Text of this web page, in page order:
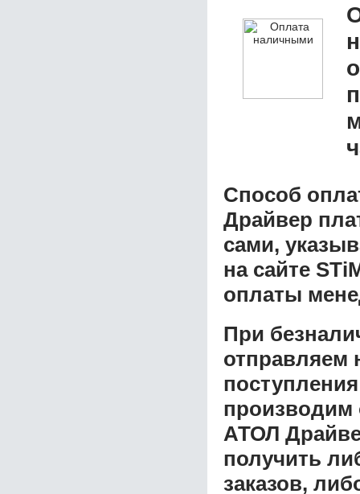
Способ
Драйвер
сами,
на сайте
оплаты
При
отправляем
производим
АТОЛ
получить
заказов,